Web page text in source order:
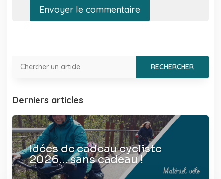
Envoyer le commentaire
Derniers articles
Idées de cadeau cycliste
2026… sans cadeau !